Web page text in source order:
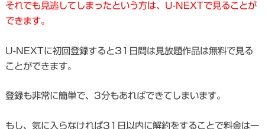
それでも見逃してしまったという方は、U-NEXTで見ることが
できます。
U-NEXTに初回登録すると31日間は見放題作品は無料で見る
ことができます。
登録も非常に簡単で、3分もあればできてしまいます。
もし、気に入らなければ31日以内に解約をすることで料金は一